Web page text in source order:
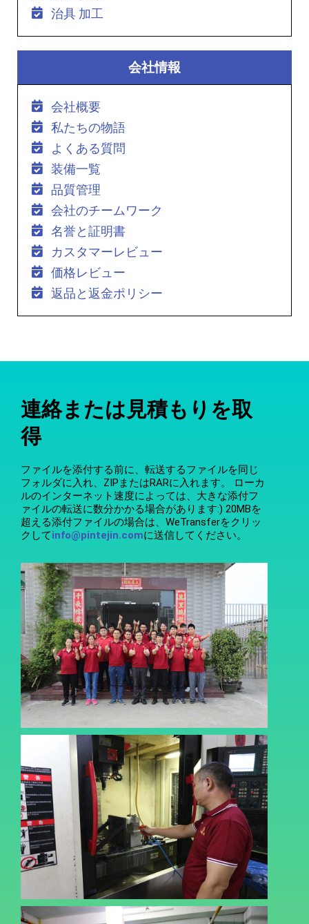
治具 加工
会社情報
会社概要
私たちの物語
よくある質問
装備一覧
品質管理
会社のチームワーク
名誉と証明書
カスタマーレビュー
価格レビュー
返品と返金ポリシー
連絡または見積もりを取
得
ファイルを添付する前に、転送するファイルを同じ
フォルダに入れ、ZIPまたはRARに入れます。 ローカ
ルのインターネット速度によっては、大きな添付フ
ァイルの転送に数分かかる場合があります:) 20MBを
超える添付ファイルの場合は、WeTransferをクリッ
クしてinfo@pintejin.comに送信してください。